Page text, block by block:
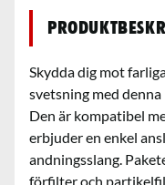
Skydda dig mot
svetsning med
Den är kompatibel
erbjuder en enkel
andningsslang.
förfilter och